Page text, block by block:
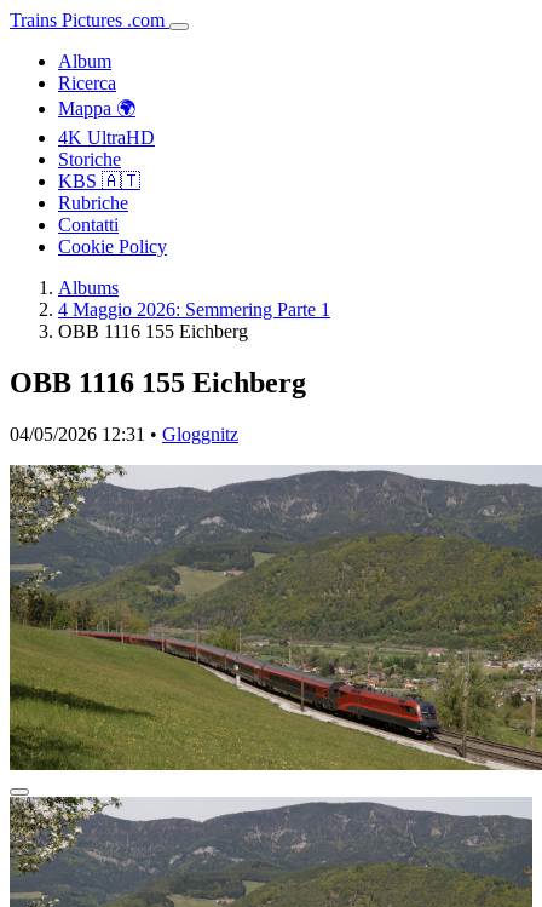
Trains Pictures .com
Album
Ricerca
Mappa 🌍
4K UltraHD
Storiche
KBS 🇦🇹
Rubriche
Contatti
Cookie Policy
Albums
4 Maggio 2026: Semmering Parte 1
OBB 1116 155 Eichberg
OBB 1116 155 Eichberg
04/05/2026 12:31 • Gloggnitz